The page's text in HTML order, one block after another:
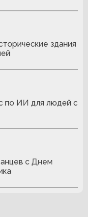
здания
по ИИ для людей с
с Днем